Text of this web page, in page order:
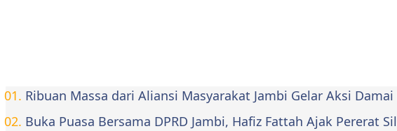
Ribuan Massa dari Aliansi Masyarakat Jambi Gelar Aksi
Buka Puasa Bersama DPRD Jambi, Hafiz Fattah Ajak Pererat